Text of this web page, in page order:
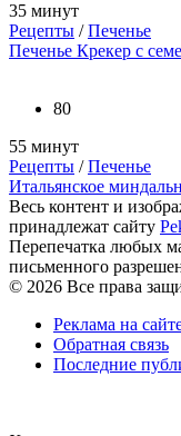
35 минут
Рецепты /Печенье
Печенье Крекер с
80
55 минут
Рецепты /Печенье
Итальянское
Весь контент и
принадлежат сайту
Перепечатка любых
письменного
© 2026 Все права
Реклама на
Обратная связь
Последние